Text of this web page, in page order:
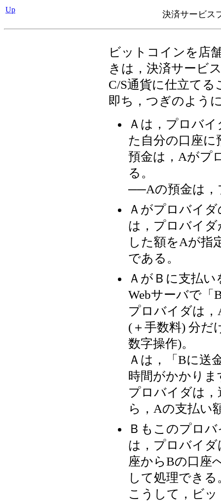
Up 決済サービス
ビットコインを店
きは，決済サービ
C/S通貨に仕立てる
即ち，つぎのよう
Ａは，プロバ
た自分の口座に
預金は，Aがプ
る。
──Aの預金は，
Ａがプロバイ
は，プロバイ
した額をAが指
である。
ＡがＢに支払
Webサーバで「
プロバイダは
(＋手数料) 分だ
数字操作)。
Ａは，「Bに送
時間がかかり
プロバイダは
ら，Aの支払い
Ｂもこのプロ
は，プロバイ
座からBの口座
して処理できる
こうして，ビ